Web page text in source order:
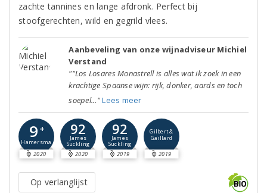
zachte tannines en lange afdronk. Perfect bij
stoofgerechten, wild en gegrild vlees.
Aanbeveling van onze wijnadviseur Michiel
Verstand
""Los Losares Monastrell is alles wat ik zoek in een
krachtige Spaanse wijn: rijk, donker, aards en toch
soepel..."Lees meer
9 +
Hamersma
2020
92
James
Suckling
2020
92
James
Suckling
2019
Gilbert &
Gaillard
2019
Op verlanglijst